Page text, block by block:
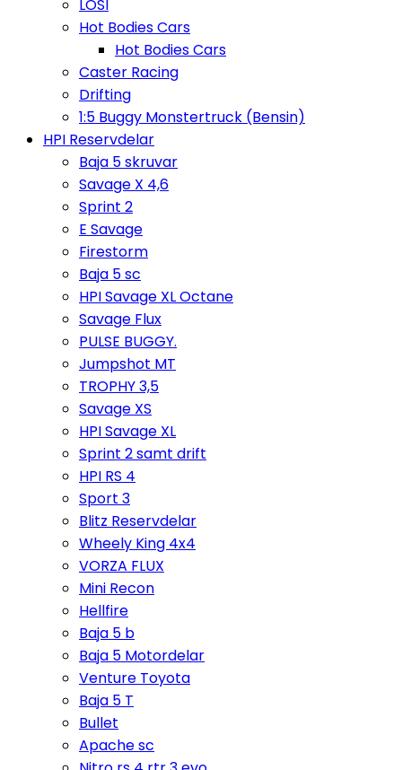
LOSI
Hot Bodies Cars
Hot Bodies Cars
Caster Racing
Drifting
1:5 Buggy Monstertruck (Bensin)
HPI Reservdelar
Baja 5 skruvar
Savage X 4,6
Sprint 2
E Savage
Firestorm
Baja 5 sc
HPI Savage XL Octane
Savage Flux
PULSE BUGGY.
Jumpshot MT
TROPHY 3,5
Savage XS
HPI Savage XL
Sprint 2 samt drift
HPI RS 4
Sport 3
Blitz Reservdelar
Wheely King 4x4
VORZA FLUX
Mini Recon
Hellfire
Baja 5 b
Baja 5 Motordelar
Venture Toyota
Baja 5 T
Bullet
Apache sc